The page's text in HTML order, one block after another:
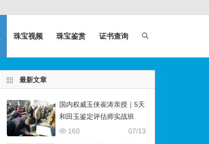
珠宝视频 珠宝鉴赏 证书查询
最新文章
国内权威玉侠崔涛亲授｜5天
和田玉鉴定评估师实战班
（石佛寺9月开班）
07/13
160